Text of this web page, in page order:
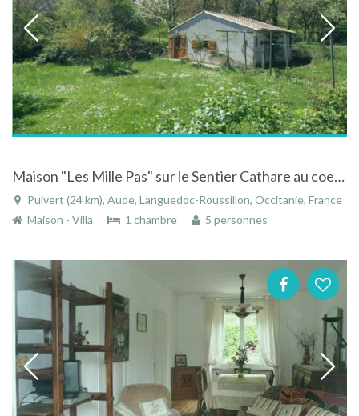
Maison "Les Mille Pas" sur le Sentier Cathare au coeur de la région de Puivert
Puivert (24 km), Aude, Languedoc-Roussillon, Occitanie, France
Maison - Villa
1 chambre 5 personnes